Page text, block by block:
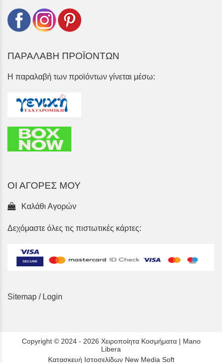
ΠΑΡΑΛΑΒΗ ΠΡΟΪΟΝΤΩΝ
Η παραλαβή των προϊόντων γίνεται μέσω:
ΟΙ ΑΓΟΡΕΣ ΜΟΥ
Καλάθι Αγορών
Δεχόμαστε όλες τις πιστωτικές κάρτες:
Sitemap / Login
Copyright © 2024 - 2026 Χειροποίητα Κοσμήματα | Mano
Libera
Κατασκευή Ιστοσελίδων New Media Soft